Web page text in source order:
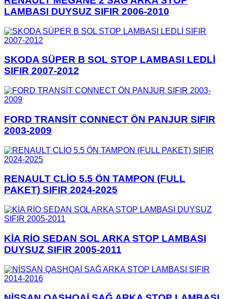
LAMBASI DUYSUZ SIFIR 2006-2010
SKODA SÜPER B SOL STOP LAMBASI LEDLİ
SIFIR 2007-2012
FORD TRANSİT CONNECT ÖN PANJUR SIFIR
2003-2009
RENAULT CLİO 5.5 ÖN TAMPON (FULL
PAKET) SIFIR 2024-2025
KİA RİO SEDAN SOL ARKA STOP LAMBASI
DUYSUZ SIFIR 2005-2011